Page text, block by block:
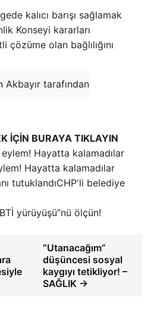
kalıcı barışı sağlamak
Konseyi kararları
olan bağlılığını
tarafından
İÇİN BURAYA TIKLAYIN
Hayatta kalamadılar
CHP'li belediye
yürüyüşü”nü ölçün!
“Utanacağım”
düşüncesi sosyal
kaygıyı tetikliyor! –
SAĞLIK →